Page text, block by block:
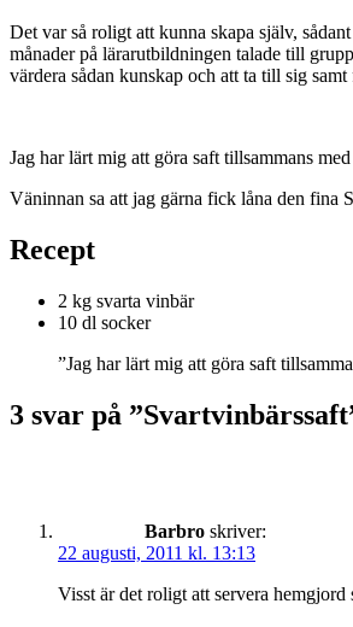
Det var så roligt att kunna skapa själv,
månader på lärarutbildningen talade till
värdera sådan kunskap och att ta till sig
Jag har lärt mig att göra saft tillsammans
Väninnan sa att jag gärna fick låna den fina
Recept
2 kg svarta vinbär
10 dl socker
”Jag har lärt mig att göra saft
3 svar på
Barbro skriver:
22 augusti, 2011 kl. 13:13
Visst är det roligt att servera hemgjord